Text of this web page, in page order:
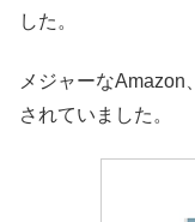
した。
メジャーなAmazon
されていました。